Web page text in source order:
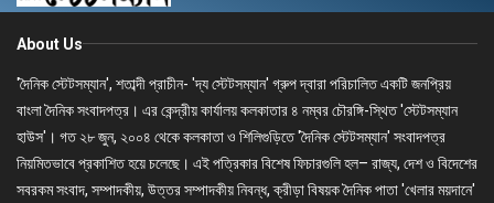
About Us
'দৈনিক স্টেটসম্যান', শতাব্দী প্রাচীন- 'দ্য স্টেটসম্যান' গ্রুপ দ্বারা পরিচালিত একটি জনপ্রিয়
বাংলা দৈনিক সংবাদপত্র। এর কেন্দ্রীয় কার্যালয় কলকাতার ৪ নম্বর চৌরঙ্গি-স্থিত 'স্টেটসম্যান
হাউস'। গত ২৮ জুন, ২০০৪ থেকে কলকাতা ও শিলিগুড়িতে 'দৈনিক স্টেটসম্যান' সংবাদপত্র
নিয়মিতভাবে প্রকাশিত হয়ে চলেছে। এই পত্রিকার বিশেষ ফিচারগুলি হল– রাজ্য, দেশ ও বিদেশের
সবরকম সংবাদ, সম্পাদকীয়, উত্তর সম্পাদকীয় নিবন্ধ, ক্রীড়া বিষয়ক দৈনিক পাতা 'খেলার ময়দানে'